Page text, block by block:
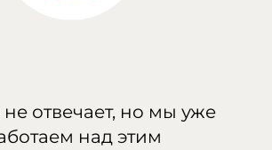
отвечает, но мы уже
над этим